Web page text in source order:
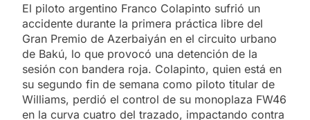
El piloto argentino Franco Colapinto sufrió un
accidente durante la primera práctica libre del
Gran Premio de Azerbaiyán en el circuito urbano
de Bakú, lo que provocó una detención de la
sesión con bandera roja. Colapinto, quien está en
su segundo fin de semana como piloto titular de
Williams, perdió el control de su monoplaza FW46
en la curva cuatro del trazado, impactando contra